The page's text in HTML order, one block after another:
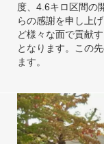
度、4.6キロ区間の
らの感謝を申し上
ど様々な面で貢献
となります。この
ます。